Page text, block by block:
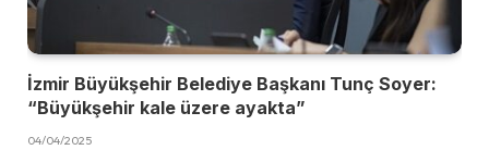
İzmir Büyükşehir Belediye Başkanı Tunç Soyer:
“Büyükşehir kale üzere ayakta”
04/04/2025